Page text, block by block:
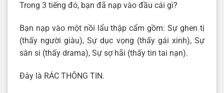
Trong 3 tiếng đó, bạn đã nạp vào đầu cái gì?
Bạn nạp vào một nồi lẩu thập cẩm gồm: Sự ghen tị
(thấy người giàu), Sự dục vọng (thấy gái xinh), Sự
sân si (thấy drama), Sự sợ hãi (thấy tin tai nạn).
Đây là RÁC THÔNG TIN.